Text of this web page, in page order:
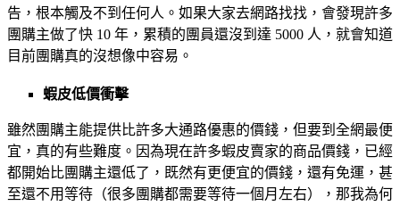
告，根本觸及不到任何人。如果大家去網路找找，會發現許多
團購主做了快 10 年，累積的團員還沒到達 5000 人，就會知道
目前團購真的沒想像中容易。
蝦皮低價衝擊
雖然團購主能提供比許多大通路優惠的價錢，但要到全網最便
宜，真的有些難度。因為現在許多蝦皮賣家的商品價錢，已經
都開始比團購主還低了，既然有更便宜的價錢，還有免運，甚
至還不用等待（很多團購都需要等待一個月左右），那我為何